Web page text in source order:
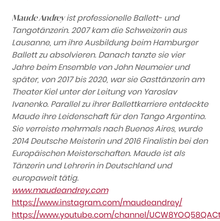
Maude Andreyist professionelle Ballett- und
Tangotänzerin. 2007 kam die Schweizerin aus
Lausanne, um ihre Ausbildung beim Hamburger
Ballett zu absolvieren. Danach tanzte sie vier
Jahre beim Ensemble von John Neumeier und
später, von 2017 bis 2020, war sie Gasttänzerin am
Theater Kiel unter der Leitung von Yaroslav
Ivanenko. Parallel zu ihrer Ballettkarriere entdeckte
Maude ihre Leidenschaft für den Tango Argentino.
Sie verreiste mehrmals nach Buenos Aires, wurde
2014 Deutsche Meisterin und 2016 Finalistin bei den
Europäischen Meisterschaften. Maude ist als
Tänzerin und Lehrerin in Deutschland und
europaweit tätig.
www.maudeandrey.com
https://www.instagram.com/maudeandrey/
https://www.youtube.com/channel/